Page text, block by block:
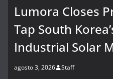
Lumora Closes
Tap South
Industrial Solar
agosto 3, 2026 Staff